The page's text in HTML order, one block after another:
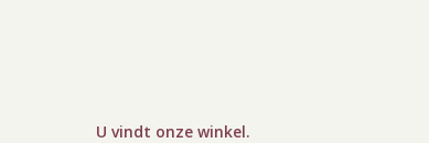
U vindt onze winkel.